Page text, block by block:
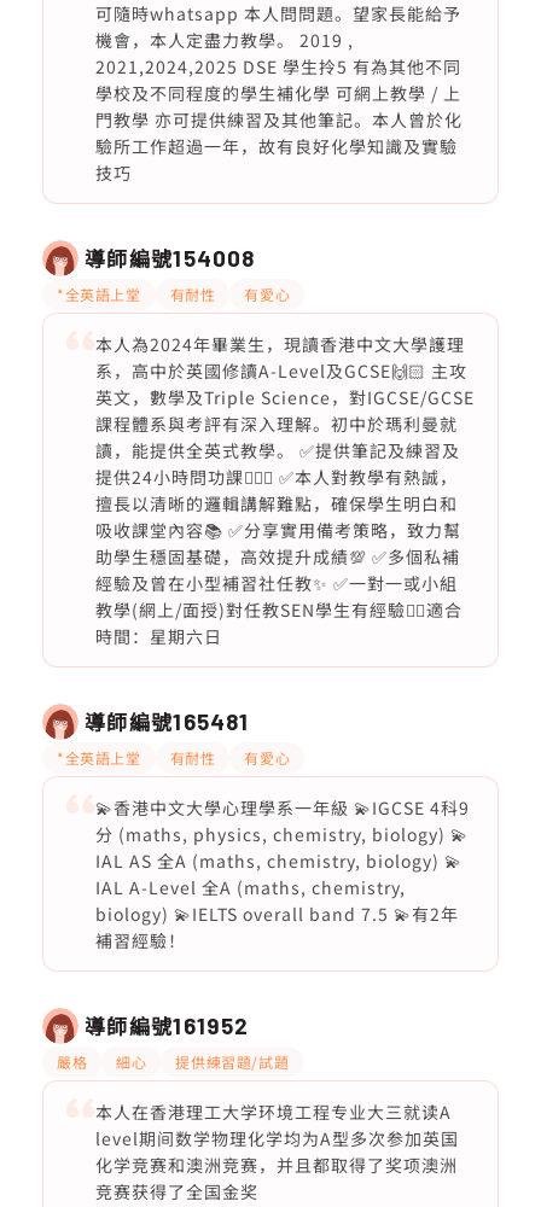
可隨時whatsapp 本人問問題。望家長能給予
機會，本人定盡力教學。 2019 ,
2021,2024,2025 DSE 學生拎5 有為其他不同
學校及不同程度的學生補化學 可網上教學 / 上
門教學 亦可提供練習及其他筆記。本人曾於化
驗所工作超過一年，故有良好化學知識及實驗
技巧
導師編號154008
*全英語上堂 有耐性 有愛心
本人為2024年畢業生，現讀香港中文大學護理
系，高中於英國修讀A-Level及GCSE🙌🏻 主攻
英文，數學及Triple Science，對IGCSE/GCSE
課程體系與考評有深入理解。初中於瑪利曼就
讀，能提供全英式教學。 ✅提供筆記及練習及
提供24小時問功課🙋🏻‍♀️ ✅本人對教學有熱誠，
擅長以清晰的邏輯講解難點，確保學生明白和
吸收課堂內容📚 ✅分享實用備考策略，致力幫
助學生穩固基礎，高效提升成績💯 ✅多個私補
經驗及曾在小型補習社任教✨ ✅一對一或小組
教學(網上/面授)對任教SEN學生有經驗👍🏻適合
時間：星期六日
導師編號165481
*全英語上堂 有耐性 有愛心
💫香港中文大學心理學系一年級 💫IGCSE 4科9
分 (maths, physics, chemistry, biology) 💫
IAL AS 全A (maths, chemistry, biology) 💫
IAL A-Level 全A (maths, chemistry,
biology) 💫IELTS overall band 7.5 💫有2年
補習經驗！
導師編號161952
嚴格 細心 提供練習題/試題
本人在香港理工大学环境工程专业大三就读A
level期间数学物理化学均为A型多次参加英国
化学竞赛和澳洲竞赛，并且都取得了奖项澳洲
竞赛获得了全国金奖